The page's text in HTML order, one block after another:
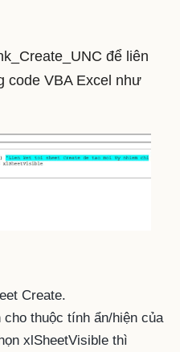
để liên
code VBA Excel như
Create.
cho thuộc tính ẩn/hiện của
xlSheetVisible thì